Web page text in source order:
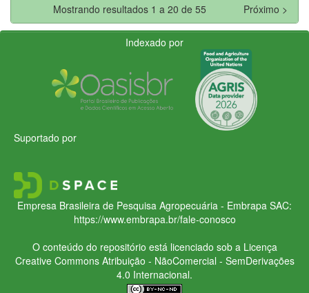
Mostrando resultados 1 a 20 de 55
Próximo >
Indexado por
Suportado por
Empresa Brasileira de Pesquisa Agropecuária - Embrapa SAC:
https://www.embrapa.br/fale-conosco
O conteúdo do repositório está licenciado sob a Licença
Creative CommonsAtribuição - NãoComercial - SemDerivações
4.0 Internacional.